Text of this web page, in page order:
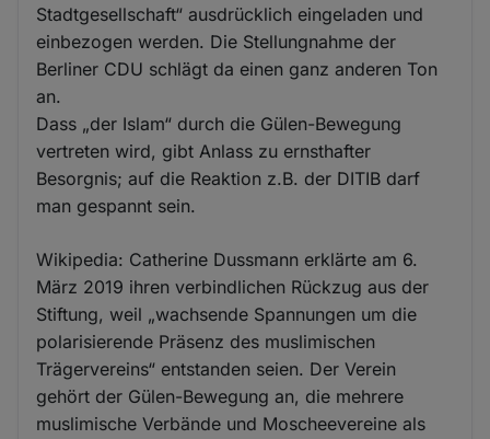
Stadtgesellschaft“ ausdrücklich eingeladen und
einbezogen werden. Die Stellungnahme der
Berliner CDU schlägt da einen ganz anderen Ton
an.
Dass „der Islam“ durch die Gülen-Bewegung
vertreten wird, gibt Anlass zu ernsthafter
Besorgnis; auf die Reaktion z.B. der DITIB darf
man gespannt sein.
Wikipedia: Catherine Dussmann erklärte am 6.
März 2019 ihren verbindlichen Rückzug aus der
Stiftung, weil „wachsende Spannungen um die
polarisierende Präsenz des muslimischen
Trägervereins“ entstanden seien. Der Verein
gehört der Gülen-Bewegung an, die mehrere
muslimische Verbände und Moscheevereine als